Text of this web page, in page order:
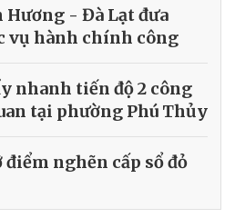
Hương - Đà Lạt đưa
vụ hành chính công
nhanh tiến độ 2 công
tại phường Phú Thủy
nghẽn cấp sổ đỏ